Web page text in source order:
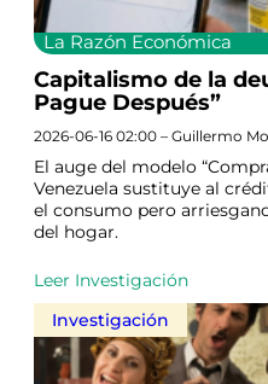
La Razón Económica
Capitalismo de la
Pague Después”
2026-06-16 02:00 – Guillermo
El auge del modelo
Venezuela sustituye al
el consumo pero
del hogar.
Leer Investigación
Investigación